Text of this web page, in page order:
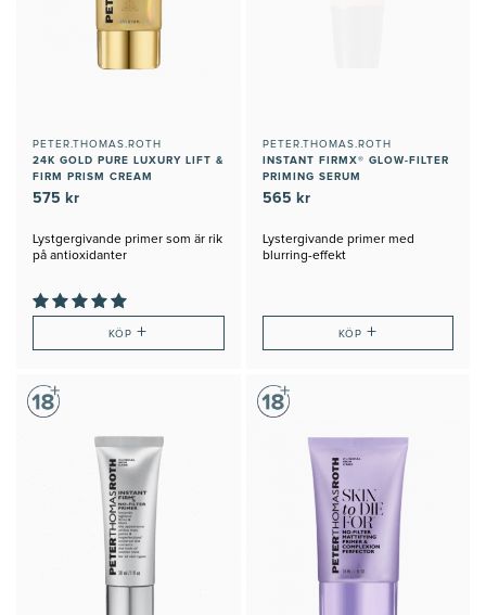
PETER.THOMAS.ROTH
24K GOLD PURE LUXURY LIFT &
FIRM PRISM CREAM
575 kr
Lystgergivande primer som är rik
på antioxidanter
KÖP+
PETER.THOMAS.ROTH
INSTANT FIRMX® GLOW-FILTER
PRIMING SERUM
565 kr
Lystergivande primer med
blurring-effekt
KÖP +